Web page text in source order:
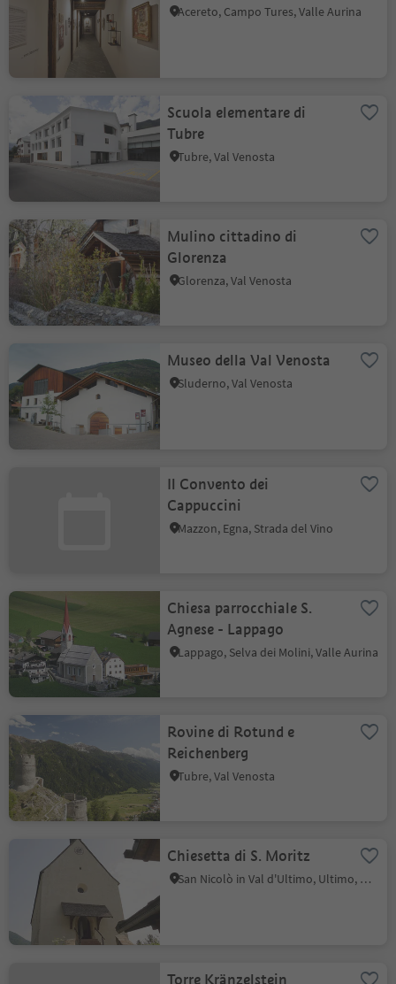
Acereto, Campo Tures, Valle Aurina
Scuola elementare di
Tubre
Tubre, Val Venosta
Mulino cittadino di
Glorenza
Glorenza, Val Venosta
Museo della Val Venosta
Sluderno, Val Venosta
Il Convento dei
Cappuccini
Mazzon, Egna, Strada del Vino
Chiesa parrocchiale S.
Agnese - Lappago
Lappago, Selva dei Molini, Valle Aurina
Rovine di Rotund e
Reichenberg
Tubre, Val Venosta
Chiesetta di S. Moritz
San Nicolò in Val d'Ultimo, Ultimo, Merano e dintorni
Torre Kränzelstein